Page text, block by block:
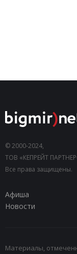
© 2000-2024,
ТОВ «КЕПРЕЙТ
Все права защищены.
Афиша
Новости
Материалы,